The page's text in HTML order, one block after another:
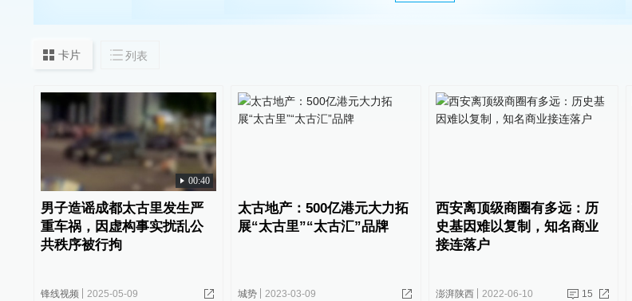
卡片 列表
00:40
男子造谣成都太古里发生严
重车祸，因虚构事实扰乱公
共秩序被行拘
锋线视频 2025-05-09
太古地产：500亿港元大力拓
展“太古里”“太古汇”品牌
城势 2023-03-09
西安离顶级商圈有多远：历
史基因难以复制，知名商业
接连落户
澎湃陕西 2022-06-10 15